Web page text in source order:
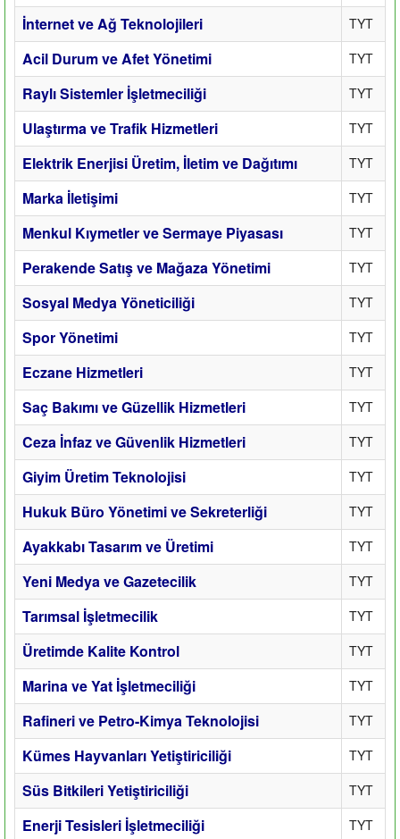
İnternet ve Ağ Teknolojileri TYT
Acil Durum ve Afet Yönetimi TYT
Raylı Sistemler İşletmeciliği TYT
Ulaştırma ve Trafik Hizmetleri TYT
Elektrik Enerjisi Üretim, İletim ve Dağıtımı TYT
Marka İletişimi TYT
Menkul Kıymetler ve Sermaye Piyasası TYT
Perakende Satış ve Mağaza Yönetimi TYT
Sosyal Medya Yöneticiliği TYT
Spor Yönetimi TYT
Eczane Hizmetleri TYT
Saç Bakımı ve Güzellik Hizmetleri TYT
Ceza İnfaz ve Güvenlik Hizmetleri TYT
Giyim Üretim Teknolojisi TYT
Hukuk Büro Yönetimi ve Sekreterliği TYT
Ayakkabı Tasarım ve Üretimi TYT
Yeni Medya ve Gazetecilik TYT
Tarımsal İşletmecilik TYT
Üretimde Kalite Kontrol TYT
Marina ve Yat İşletmeciliği TYT
Rafineri ve Petro-Kimya Teknolojisi TYT
Kümes Hayvanları Yetiştiriciliği TYT
Süs Bitkileri Yetiştiriciliği TYT
Enerji Tesisleri İşletmeciliği TYT